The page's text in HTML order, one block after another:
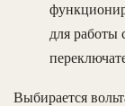
для работы
Выбирается